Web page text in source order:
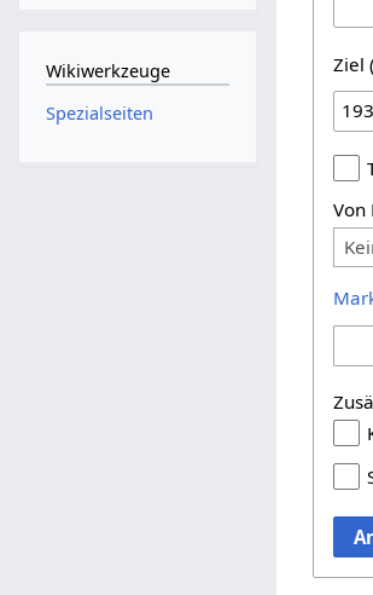
Ziel
Von
Wikiwerkzeuge
Spezialseiten